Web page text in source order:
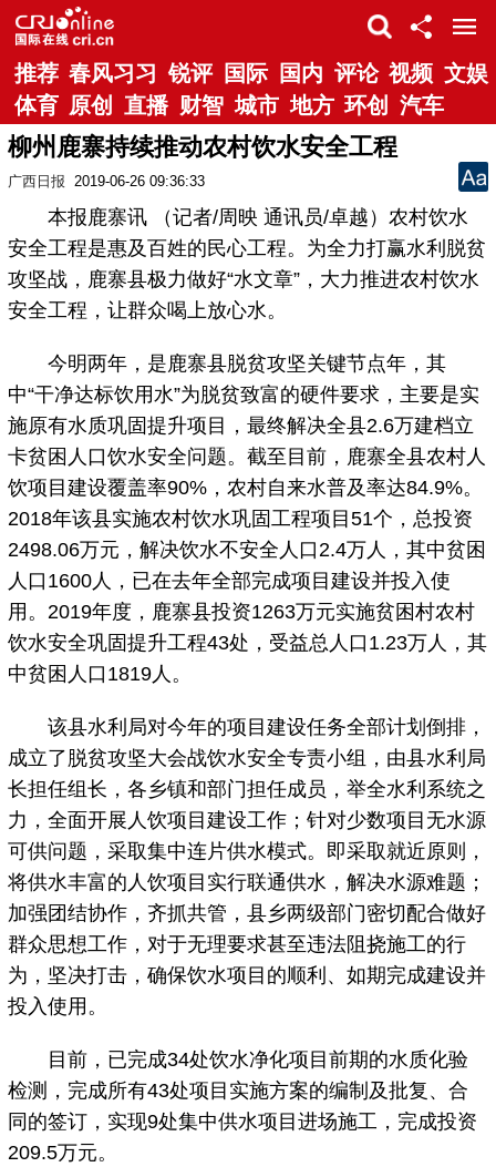
推荐 春风习习 锐评 国际 国内 评论 视频 文娱
体育 原创 直播 财智 城市 地方 环创 汽车
柳州鹿寨持续推动农村饮水安全工程
广西日报 2019-06-26 09:36:33
本报鹿寨讯 （记者/周映 通讯员/卓越）农村饮水
安全工程是惠及百姓的民心工程。为全力打赢水利脱贫
攻坚战，鹿寨县极力做好“水文章”，大力推进农村饮水
安全工程，让群众喝上放心水。
今明两年，是鹿寨县脱贫攻坚关键节点年，其
中“干净达标饮用水”为脱贫致富的硬件要求，主要是实
施原有水质巩固提升项目，最终解决全县2.6万建档立
卡贫困人口饮水安全问题。截至目前，鹿寨全县农村人
饮项目建设覆盖率90%，农村自来水普及率达84.9%。
2018年该县实施农村饮水巩固工程项目51个，总投资
2498.06万元，解决饮水不安全人口2.4万人，其中贫困
人口1600人，已在去年全部完成项目建设并投入使
用。2019年度，鹿寨县投资1263万元实施贫困村农村
饮水安全巩固提升工程43处，受益总人口1.23万人，其
中贫困人口1819人。
该县水利局对今年的项目建设任务全部计划倒排，
成立了脱贫攻坚大会战饮水安全专责小组，由县水利局
长担任组长，各乡镇和部门担任成员，举全水利系统之
力，全面开展人饮项目建设工作；针对少数项目无水源
可供问题，采取集中连片供水模式。即采取就近原则，
将供水丰富的人饮项目实行联通供水，解决水源难题；
加强团结协作，齐抓共管，县乡两级部门密切配合做好
群众思想工作，对于无理要求甚至违法阻挠施工的行
为，坚决打击，确保饮水项目的顺利、如期完成建设并
投入使用。
目前，已完成34处饮水净化项目前期的水质化验
检测，完成所有43处项目实施方案的编制及批复、合
同的签订，实现9处集中供水项目进场施工，完成投资
209.5万元。